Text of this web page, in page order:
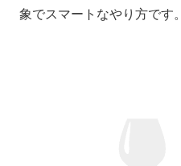
象でスマートなやり方です。